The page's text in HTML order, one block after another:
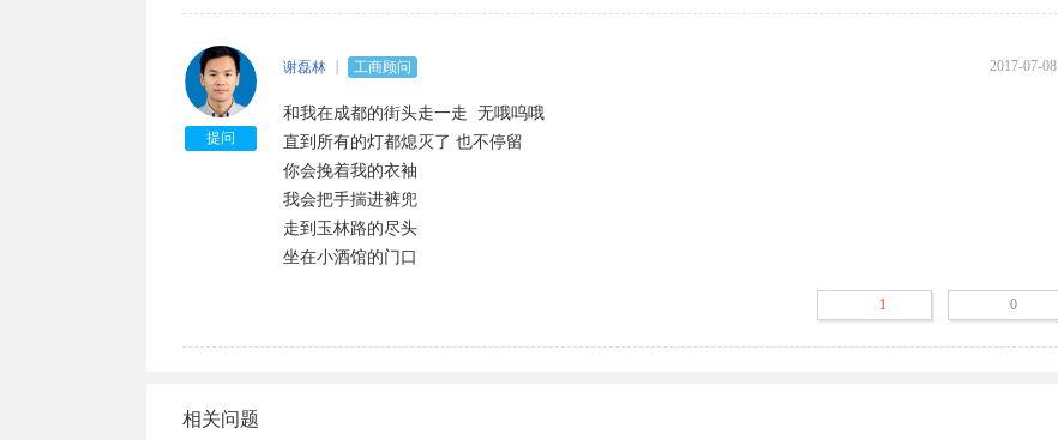
如发现经营状态为：“迁入”、“迁出”的，一定要核实一下实际的办公地点是否和工商上的一致。
如企业状态为：“停业”“清算”“注销”“吊销”的，请勿与其合作。
提示“该企业已列入经营异常名录”是什么意思：
有四种情形会被列入经营异常名录：
1、因未依照《企业信息公示暂行条例》第八条规定的期限公示年度报告的；列入经营异常名录。
3、因未在工商行政管理部门依照《企业信息公示暂行条例》第十条规定责令的期限内公示有关企业信息
提问
谢磊林 工商顾问 2017-07-08
和我在成都的街头走一走  无哦呜哦
直到所有的灯都熄灭了 也不停留
你会挽着我的衣袖
我会把手揣进裤兜
走到玉林路的尽头
坐在小酒馆的门口
1 0
相关问题